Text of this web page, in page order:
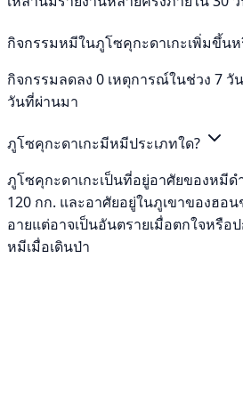
กิจกรรมหมีในภูโซคุกะดาเกะเพิ่มขึ้นห
กิจกรรมลดลง 0 เหตุการณ์ในช่วง 7 วั
วันที่ผ่านมา
ภูโซคุกะดาเกะมีหมีประเภทใด?
ภูโซคุกะดาเกะเป็นที่อยู่อาศัยของหมีด
120 กก. และอาศัยอยู่ในภูเขาของฮอ
อายแต่อาจเป็นอันตรายเมื่อตกใจหรือ
หมีเมื่อเดินป่า